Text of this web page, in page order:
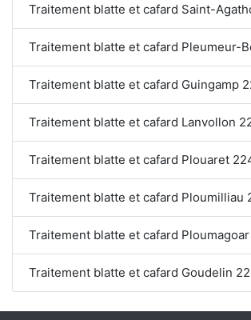
Traitement blatte et cafard Saint-
Traitement blatte et cafard Pleumeur-
Traitement blatte et cafard Guingamp
Traitement blatte et cafard Lanvollon
Traitement blatte et cafard Plouaret
Traitement blatte et cafard Ploumilliau
Traitement blatte et cafard
Traitement blatte et cafard Goudelin